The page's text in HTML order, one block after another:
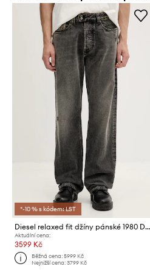
*-10 % s kódem: LST
Diesel relaxed fit džíny pánské 1980 D-EEPER-RA L.32
Aktuální cena:
3599 Kč
Běžná cena:5999 Kč
Nejnižší cena:3799 Kč